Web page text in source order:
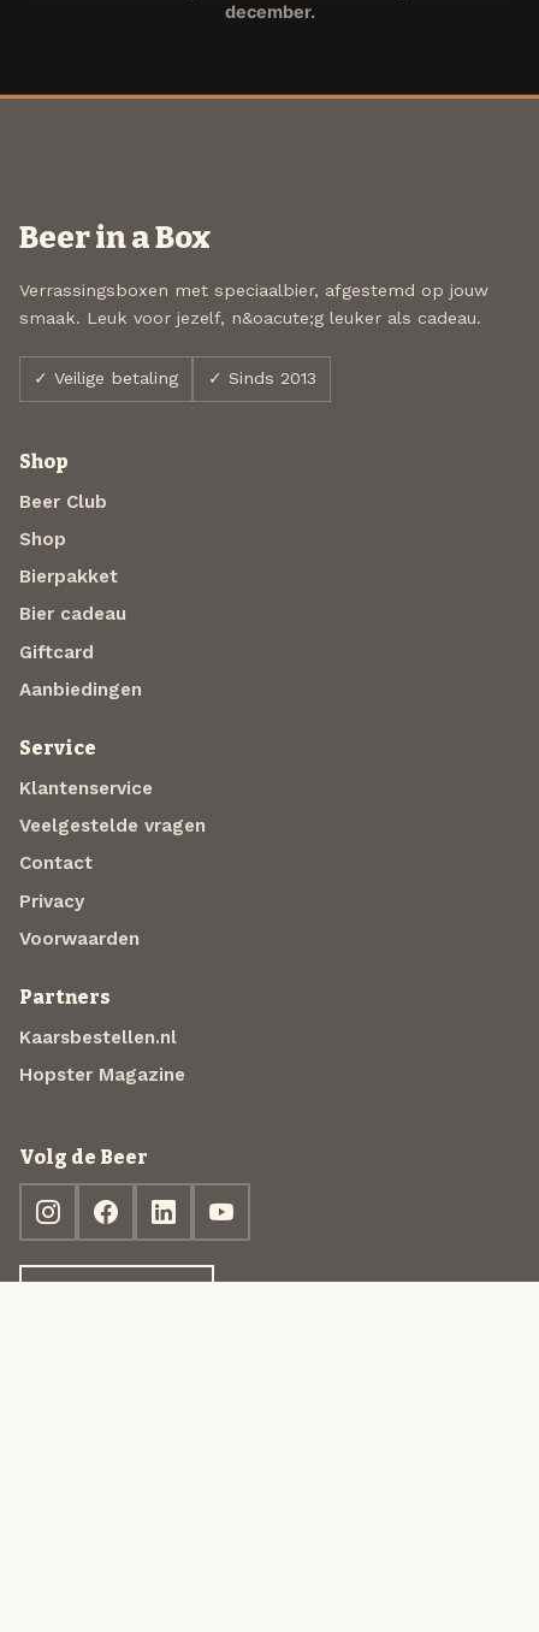
december.
Beer in a Box
Verrassingsboxen met speciaalbier, afgestemd op jouw
smaak. Leuk voor jezelf, n&oacute;g leuker als cadeau.
✓ Veilige betaling ✓ Sinds 2013
Shop
Beer Club
Shop
Bierpakket
Bier cadeau
Giftcard
Aanbiedingen
Service
Klantenservice
Veelgestelde vragen
Contact
Privacy
Voorwaarden
Partners
Kaarsbestellen.nl
Hopster Magazine
Volg de Beer